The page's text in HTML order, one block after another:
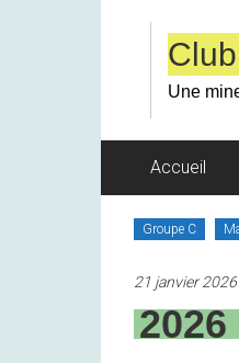
Une
Accueil
Groupe C
21 janvier 2026